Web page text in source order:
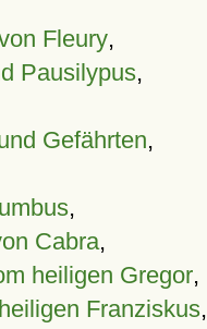
Fleury,
Pausilypus,
Gefährten,
,
Cabra,
heiligen Gregor,
Franziskus,